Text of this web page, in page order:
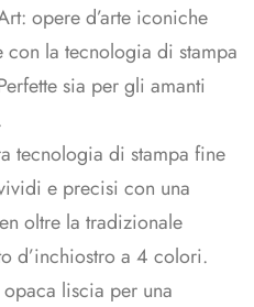
opere d’arte iconiche
la tecnologia di stampa
sia per gli amanti
tecnologia di stampa fine
e precisi con una
oltre la tradizionale
d’inchiostro a 4 colori.
liscia per una